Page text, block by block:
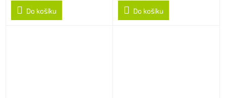
Do košíku Do košíku